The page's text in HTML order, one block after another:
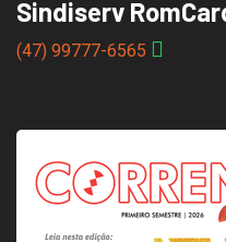
Sindiserv
(47) 99777-6565